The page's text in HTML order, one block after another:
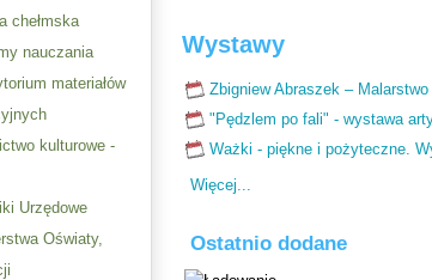
chełmska
nauczania
materiałów
kulturowe -
Urzędowe
Oświaty,
Wystawy
Zbigniew Abraszek – Malarstwo
"Pędzlem po fali" - wystawa
Ważki - piękne i pożyteczne.
Więcej...
Ostatnio dodane